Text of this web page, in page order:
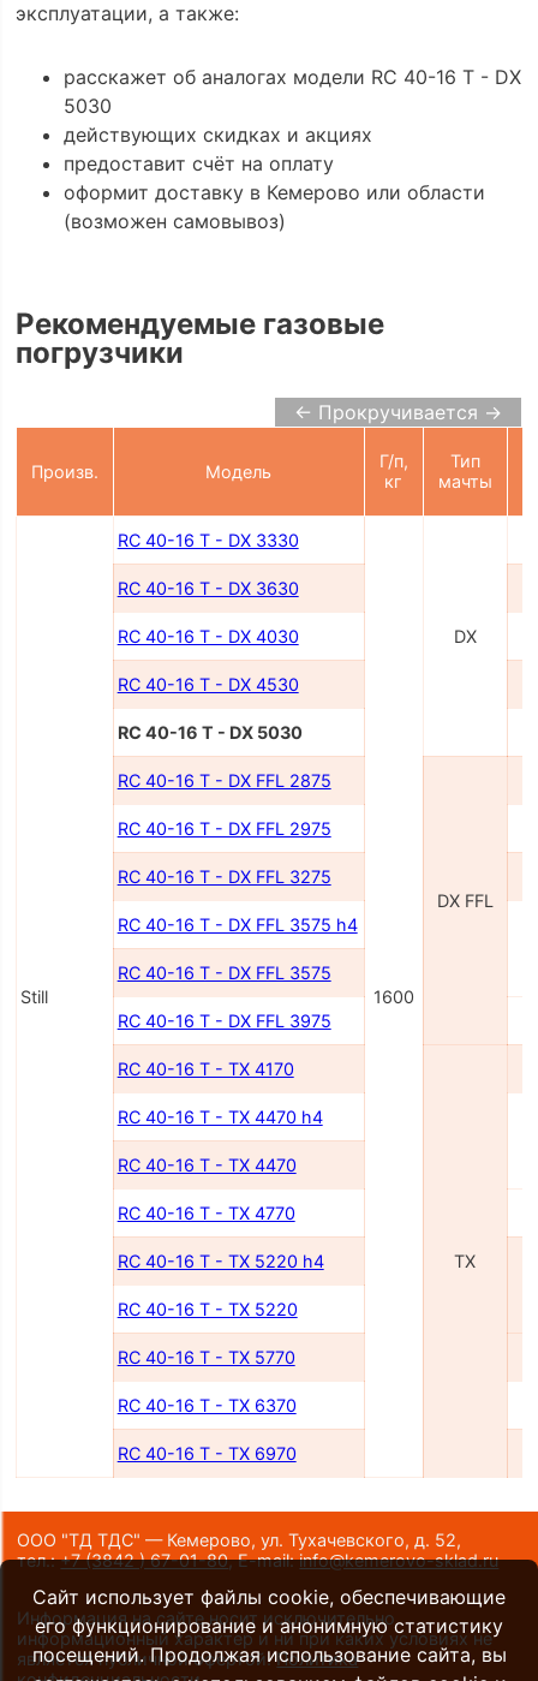
эксплуатации, а также:
расскажет об аналогах модели RC 40-16 T - DX
5030
действующих скидках и акциях
предоставит счёт на оплату
оформит доставку в Кемерово или области
(возможен самовывоз)
Рекомендуемые газовые
погрузчики
← Прокручивается →
Произв. Модель
Г/п,
кг
Тип
мачты
Still
RC 40-16 T - DX 3330
1600
DX
RC 40-16 T - DX 3630
RC 40-16 T - DX 4030
RC 40-16 T - DX 4530
RC 40-16 T - DX 5030
RC 40-16 T - DX FFL 2875
DX FFL
RC 40-16 T - DX FFL 2975
RC 40-16 T - DX FFL 3275
RC 40-16 T - DX FFL 3575 h4
RC 40-16 T - DX FFL 3575
RC 40-16 T - DX FFL 3975
RC 40-16 T - TX 4170
TX
RC 40-16 T - TX 4470 h4
RC 40-16 T - TX 4470
RC 40-16 T - TX 4770
RC 40-16 T - TX 5220 h4
RC 40-16 T - TX 5220
RC 40-16 T - TX 5770
RC 40-16 T - TX 6370
RC 40-16 T - TX 6970
ООО "ТД ТДС" — Кемерово, ул. Тухачевского, д. 52,
тел.:+7 (3842 ) 67-01-80,E-mail:info@kemerovo-sklad.ru
Информация на сайте носит исключительно
информационный характер и ни при каких условиях не
является публичной офертой.Политика
Сайт использует файлы cookie, обеспечивающие
его функционирование и анонимную статистику
посещений. Продолжая использование сайта, вы